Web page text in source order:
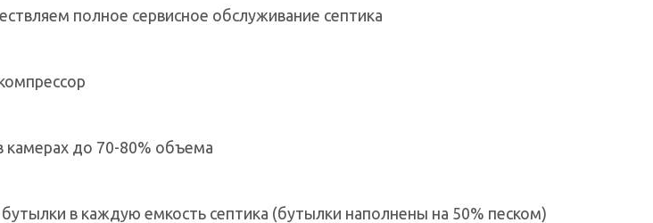
полное сервисное обслуживание септика
до 70-80% объема
в каждую емкость септика (бутылки наполнены на 50% песком)